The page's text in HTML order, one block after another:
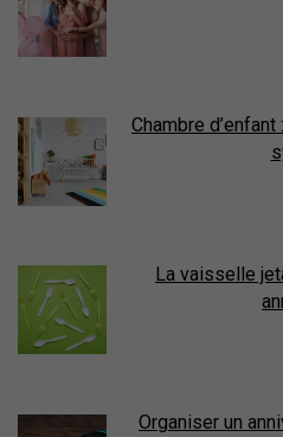
Chambre
La vaisselle
Organiser un